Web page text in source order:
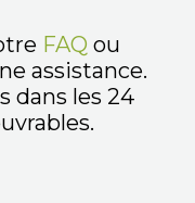
FAQ ou
assistance.
dans les 24